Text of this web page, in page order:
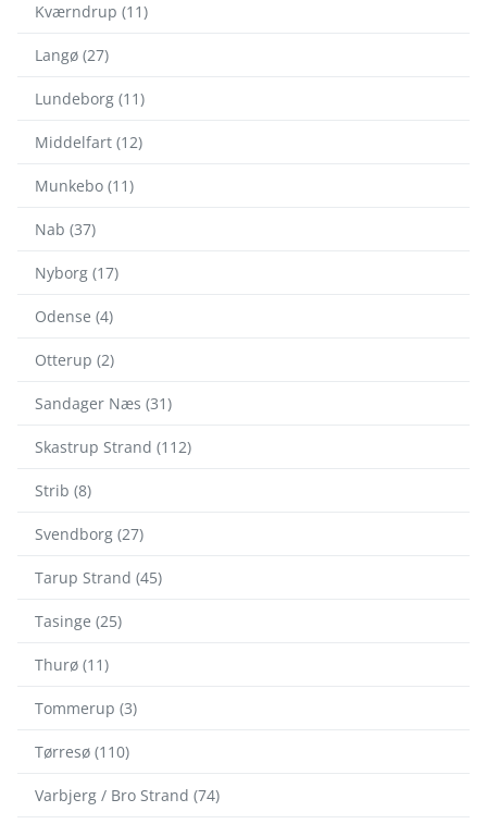
Kværndrup (11)
Langø (27)
Lundeborg (11)
Middelfart (12)
Munkebo (11)
Nab (37)
Nyborg (17)
Odense (4)
Otterup (2)
Sandager Næs (31)
Skastrup Strand (112)
Strib (8)
Svendborg (27)
Tarup Strand (45)
Tasinge (25)
Thurø (11)
Tommerup (3)
Tørresø (110)
Varbjerg / Bro Strand (74)